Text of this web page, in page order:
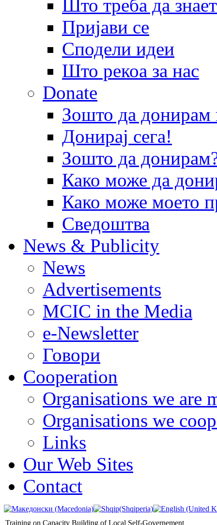
Што треба да
Пријави се
Сподели идеи
Што рекоа за нас
Donate
Зошто да
Донирај сега!
Зошто да
Како може да
Како може моето
Сведоштва
News & Publicity
News
Advertisements
MCIC in the Media
e-Newsletter
Говори
Cooperation
Organisations we are
Organisations we
Links
Our Web Sites
Contact
Training on Capacity Building of Local Self-Governement